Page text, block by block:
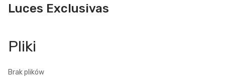
Luces Exclusivas
Brak plików